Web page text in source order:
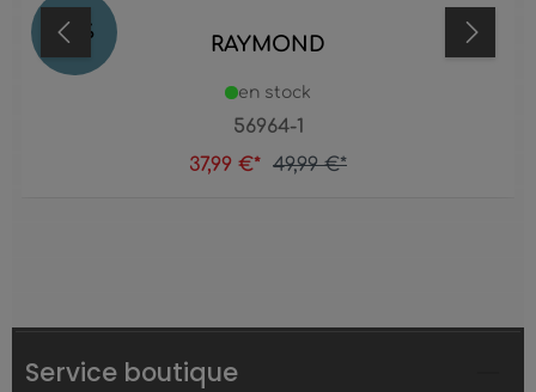
24 % RAYMOND
56964-1
en stock
37,99 €* 49,99 €*
Service boutique